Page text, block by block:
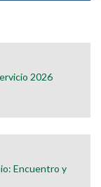
2026
Encuentro y